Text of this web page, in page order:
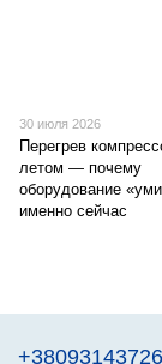
30 июля 2026
Перегрев
летом — почему
оборудование
именно сейчас